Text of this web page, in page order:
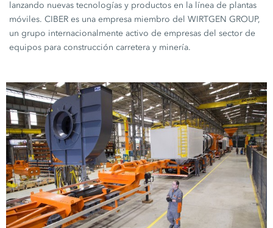
lanzando nuevas tecnologías y productos en la línea de plantas
móviles. CIBER es una empresa miembro del WIRTGEN GROUP,
un grupo internacionalmente activo de empresas del sector de
equipos para construcción carretera y minería.